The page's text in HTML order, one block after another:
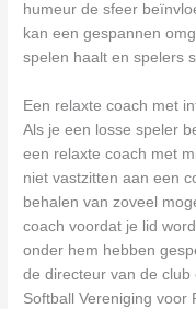
humeur de sfeer
kan een gespannen
spelen haalt en spelers
Een relaxte coach met
Als je een losse speler
een relaxte coach met
niet vastzitten aan een
behalen van zoveel
coach voordat je lid
onder hem hebben
de directeur van de
Softball Vereniging voor